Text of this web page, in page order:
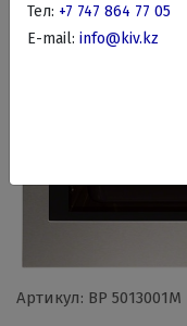
Артикул: BP 5013001M
Тел: +7 747 864 77 05
E-mail: info@kiv.kz